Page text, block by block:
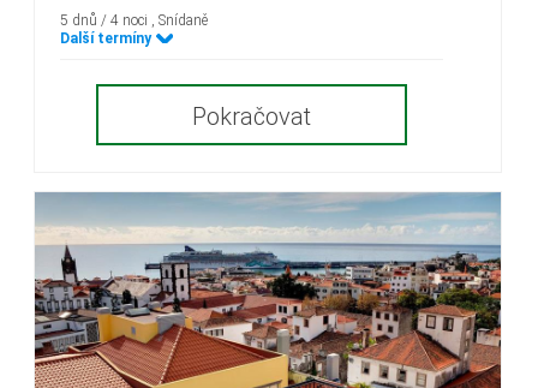
5 dnů / 4 noci , Snídaně
Další termíny
Pokračovat